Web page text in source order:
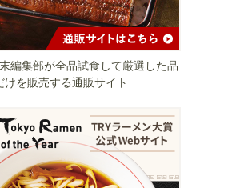
編集部が全品試食して厳選した品
けを販売する通販サイト